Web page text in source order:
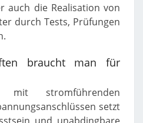
auch die Realisation von
durch Tests, Prüfungen
braucht man für
mit stromführenden
setzt